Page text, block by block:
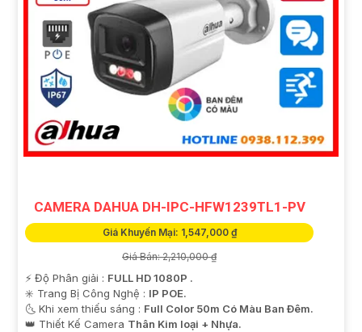
CAMERA DAHUA DH-IPC-HFW1239TL1-PV
Giá Khuyến Mại: 1,547,000 ₫
Giá Bán: 2,210,000 ₫
️⚡ Độ Phân giải : FULL HD 1080P .
✳️ Trang Bị Công Nghệ : IP POE.
🌜 Khi xem thiếu sáng : Full Color 50m Có Màu Ban Ðêm.
👑 Thiết Kế Camera Thân Kim loại + Nhựa.